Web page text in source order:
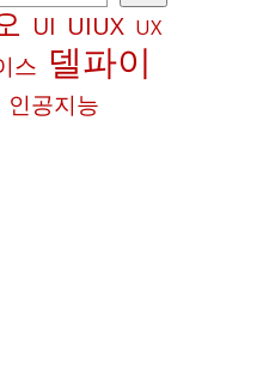
UI UIUX UX
스 델파이
인공지능